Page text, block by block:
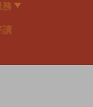
務
讀